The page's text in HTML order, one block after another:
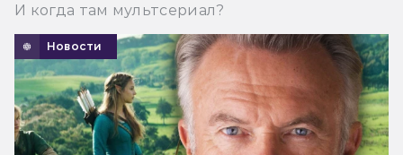
И когда там мультсериал?
Новости